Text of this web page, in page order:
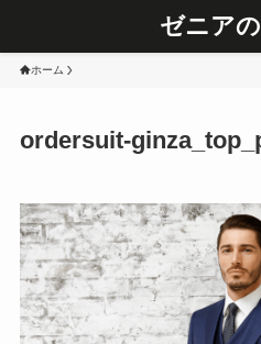
ゼニア
ホーム
ordersuit-